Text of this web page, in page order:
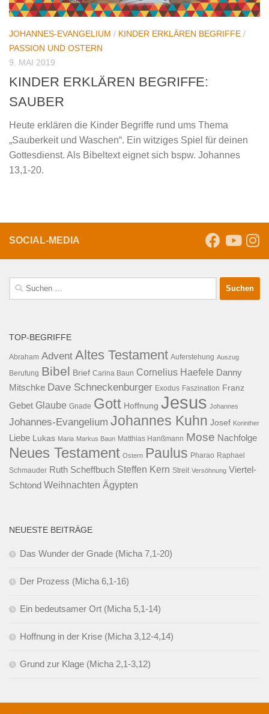
JOHANNES-EVANGELIUM / KINDER ERKLÄREN BEGRIFFE /
PASSION UND OSTERN
9. MAI 2019
KINDER ERKLÄREN BEGRIFFE:
SAUBER
Heute erklären die Kinder Begriffe rund ums Thema
„Sauberkeit und Waschen“. Ein witziges Spiel für deinen
Gottesdienst. Als Bibeltext eignet sich bspw. Johannes
13,1-20.
SOCIAL-MEDIA
Suche
nach:
TOP-BEGRIFFE
Abraham Advent Altes Testament Auferstehung Auszug
Berufung Bibel Brief Carina Baun Cornelius Haefele Danny
Mitschke Dave Schneckenburger Exodus Faszination Franz
Gebet Glaube Gnade Gott Hoffnung Jesus Johannes
Johannes-Evangelium Johannes Kuhn Josef Korinther
Liebe Lukas Maria Markus Baun Matthias Hanßmann Mose Nachfolge
Neues Testament Ostern Paulus Pharao Raphael
Schmauder Ruth Scheffbuch Steffen Kern Streit Versöhnung Viertel-
Schtond Weihnachten Ägypten
NEUESTE BEITRÄGE
Das Wunder der Gnade (Micha 7,1-20)
Der Prozess (Micha 6,1-16)
Ein bedeutsamer Ort (Micha 5,1-14)
Hoffnung in der Krise (Micha 3,12-4,14)
Grund zur Klage (Micha 2,1-3,12)